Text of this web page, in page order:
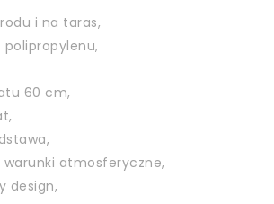
i na taras,
polipropylenu,
60 cm,
atmosferyczne,
design,